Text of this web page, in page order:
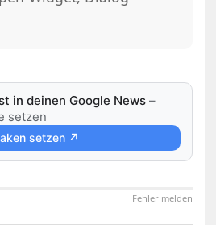
in deinen Google News –
setzen
setzen ↗
Fehler melden